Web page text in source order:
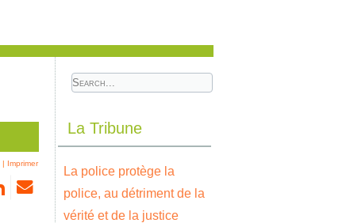
| Imprimer
La Tribune
La police protège la
police, au détriment de la
vérité et de la justice